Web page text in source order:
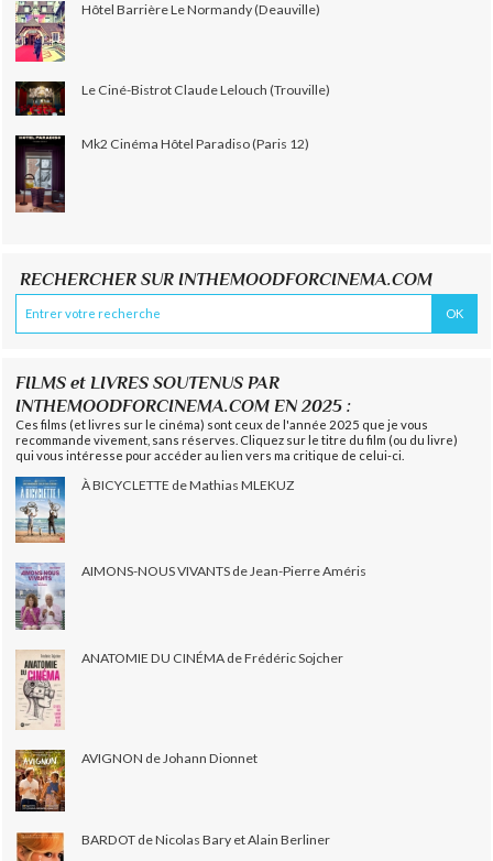
Hôtel Barrière Le Normandy (Deauville)
Le Ciné-Bistrot Claude Lelouch (Trouville)
Mk2 Cinéma Hôtel Paradiso (Paris 12)
RECHERCHER SUR INTHEMOODFORCINEMA.COM
FILMS et LIVRES SOUTENUS PAR
INTHEMOODFORCINEMA.COM EN 2025 :
Ces films (et livres sur le cinéma) sont ceux de l'année 2025 que je vous
recommande vivement, sans réserves. Cliquez sur le titre du film (ou du livre)
qui vous intéresse pour accéder au lien vers ma critique de celui-ci.
À BICYCLETTE de Mathias MLEKUZ
AIMONS-NOUS VIVANTS de Jean-Pierre Améris
ANATOMIE DU CINÉMA de Frédéric Sojcher
AVIGNON de Johann Dionnet
BARDOT de Nicolas Bary et Alain Berliner